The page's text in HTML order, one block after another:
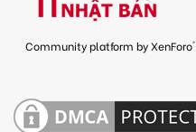
Community platform by XenForo®